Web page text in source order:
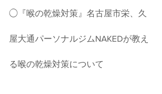
◯『喉の乾燥対策』名古屋市栄、久
屋大通パーソナルジムNAKEDが教え
る喉の乾燥対策について